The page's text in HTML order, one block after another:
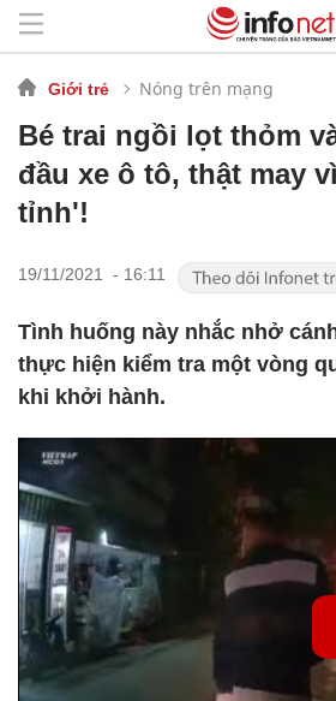
Giới trẻ Nóng trên mạng
Bé trai ngồi lọt thỏm
đầu xe ô tô, thật may
tỉnh'!
19/11/2021 - 16:11
Tình huống này nhắc nhở
thực hiện kiểm tra một vòng
khi khởi hành.